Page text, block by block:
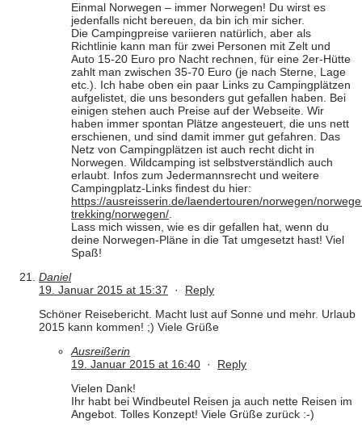
Einmal Norwegen – immer Norwegen! Du wirst es
jedenfalls nicht bereuen, da bin ich mir sicher.
Die Campingpreise variieren natürlich, aber als
Richtlinie kann man für zwei Personen mit Zelt und
Auto 15-20 Euro pro Nacht rechnen, für eine 2er-Hütte
zahlt man zwischen 35-70 Euro (je nach Sterne, Lage
etc.). Ich habe oben ein paar Links zu Campingplätzen
aufgelistet, die uns besonders gut gefallen haben. Bei
einigen stehen auch Preise auf der Webseite. Wir
haben immer spontan Plätze angesteuert, die uns nett
erschienen, und sind damit immer gut gefahren. Das
Netz von Campingplätzen ist auch recht dicht in
Norwegen. Wildcamping ist selbstverständlich auch
erlaubt. Infos zum Jedermannsrecht und weitere
Campingplatz-Links findest du hier:
https://ausreisserin.de/laendertouren/norwegen/
trekking/norwegen/.
Lass mich wissen, wie es dir gefallen hat, wenn du
deine Norwegen-Pläne in die Tat umgesetzt hast! Viel
Spaß!
Daniel
19. Januar 2015 at 15:37 · Reply
Schöner Reisebericht. Macht lust auf Sonne und mehr. Urlaub
2015 kann kommen! ;) Viele Grüße
Ausreißerin
19. Januar 2015 at 16:40 · Reply
Vielen Dank!
Ihr habt bei Windbeutel Reisen ja auch nette Reisen im
Angebot. Tolles Konzept! Viele Grüße zurück :-)